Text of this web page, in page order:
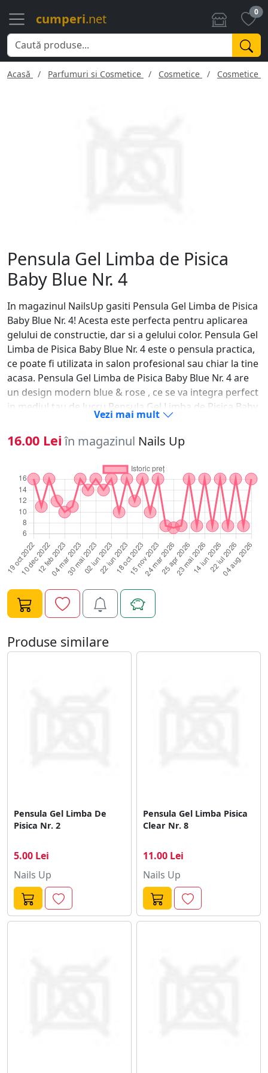
cumperi.net 0
Acasă Parfumuri si Cosmetice Cosmetice Cosmetice
Pensula Gel Limba de Pisica
Baby Blue Nr. 4
In magazinul NailsUp gasiti Pensula Gel Limba de Pisica
Baby Blue Nr. 4! Acesta este perfecta pentru aplicarea
gelului de constructie, dar si a gelului color. Pensula Gel
Limba de Pisica Baby Blue Nr. 4 este o pensula practica,
ce poate fi utilizata in salon profesional sau chiar la tine
acasa. Pensula Gel Limba de Pisica Baby Blue Nr. 4 are
un design modern blue & rose , ce se va integra perfect
in mediul tau de lucru Pensula Gel Limba de Pisica Baby
Blue Nr. 4 te va ajuta sa aplici cu usurinta cantitatea de
gel dorita pe intreaga suprafara a unghiei!Pensula
pentru pictura este extrem de flexibila si cuprinde
perfect culoarea. Pensula Gel Limba de Pisica Baby Blue
Nr. 4 este instrumentul de care ai nevoie pentru a
realiza o manichuira exceptionala!
Vezi mai mult
16.00 Lei în magazinul Nails Up
Produse similare
Pensula Gel Limba De
Pisica Nr. 2
5.00 Lei
Nails Up
Pensula Gel Limba Pisica
Clear Nr. 8
11.00 Lei
Nails Up